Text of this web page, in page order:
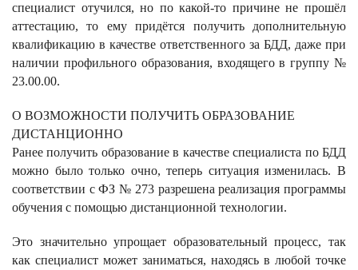
специалист отучился, но по какой-то причине не прошёл
аттестацию, то ему придётся получить дополнительную
квалификацию в качестве ответственного за БДД, даже при
наличии профильного образования, входящего в группу №
23.00.00.
О ВОЗМОЖНОСТИ ПОЛУЧИТЬ ОБРАЗОВАНИЕ
ДИСТАНЦИОННО
Ранее получить образование в качестве специалиста по БДД
можно было только очно, теперь ситуация изменилась. В
соответствии с ФЗ № 273 разрешена реализация программы
обучения с помощью дистанционной технологии.
Это значительно упрощает образовательный процесс, так
как специалист может заниматься, находясь в любой точке